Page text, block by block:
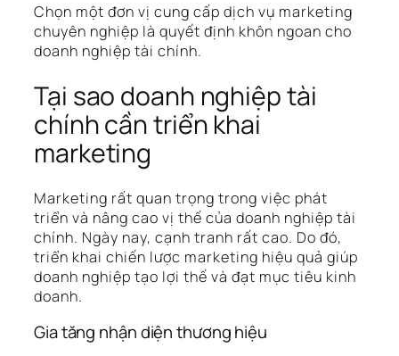
Chọn một đơn vị cung cấp dịch vụ marketing
chuyên nghiệp là quyết định khôn ngoan cho
doanh nghiệp tài chính.
Tại sao doanh nghiệp tài
chính cần triển khai
marketing
Marketing rất quan trọng trong việc phát
triển và nâng cao vị thế của doanh nghiệp tài
chính. Ngày nay, cạnh tranh rất cao. Do đó,
triển khai chiến lược marketing hiệu quả giúp
doanh nghiệp tạo lợi thế và đạt mục tiêu kinh
doanh.
Gia tăng nhận diện thương hiệu